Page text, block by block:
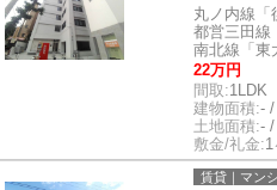
丸ノ内線「
都営三田線
南北線「東
22万円
間取:1LDK
建物面積:- /
土地面積:-
敷金/礼金:1
賃貸｜マン